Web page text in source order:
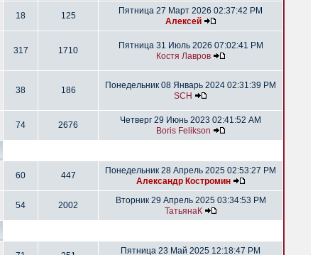
18 125
Пятница 27 Март 2026 02:37:42 PM
Алексей
317 1710
Пятница 31 Июль 2026 07:02:41 PM
Костя Лавров
38 186
Понедельник 08 Январь 2024 02:31:39 PM
SCH
74 2676
Четверг 29 Июнь 2023 02:41:52 AM
Boris Felikson
60 447
Понедельник 28 Апрель 2025 02:53:27 PM
Александр Костромин
54 2002
Вторник 29 Апрель 2025 03:34:53 PM
ТатьянаК
Пятница 23 Май 2025 12:18:47 PM